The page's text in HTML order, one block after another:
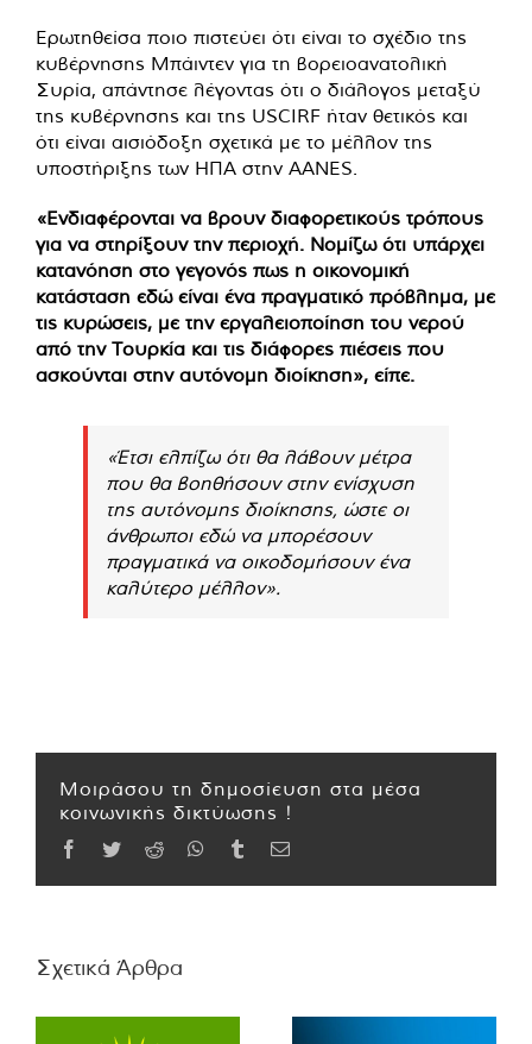
Ερωτηθείσα ποιο πιστεύει ότι είναι το σχέδιο της
κυβέρνησης Μπάιντεν για τη βορειοανατολική
Συρία, απάντησε λέγοντας ότι ο διάλογος μεταξύ
της κυβέρνησης και της USCIRF ήταν θετικός και
ότι είναι αισιόδοξη σχετικά με το μέλλον της
υποστήριξης των ΗΠΑ στην AANES.
«Ενδιαφέρονται να βρουν διαφορετικούς τρόπους
για να στηρίξουν την περιοχή. Νομίζω ότι υπάρχει
κατανόηση στο γεγονός πως η οικονομική
κατάσταση εδώ είναι ένα πραγματικό πρόβλημα, με
τις κυρώσεις, με την εργαλειοποίηση του νερού
από την Τουρκία και τις διάφορες πιέσεις που
ασκούνται στην αυτόνομη διοίκηση», είπε.
«Έτσι ελπίζω ότι θα λάβουν μέτρα
που θα βοηθήσουν στην ενίσχυση
της αυτόνομης διοίκησης, ώστε οι
άνθρωποι εδώ να μπορέσουν
πραγματικά να οικοδομήσουν ένα
καλύτερο μέλλον».
Μοιράσου τη δημοσίευση στα μέσα
κοινωνικής δικτύωσης !
Facebook
TwitterReddit WhatsApp
TumblrEmail
Σχετικά Άρθρα